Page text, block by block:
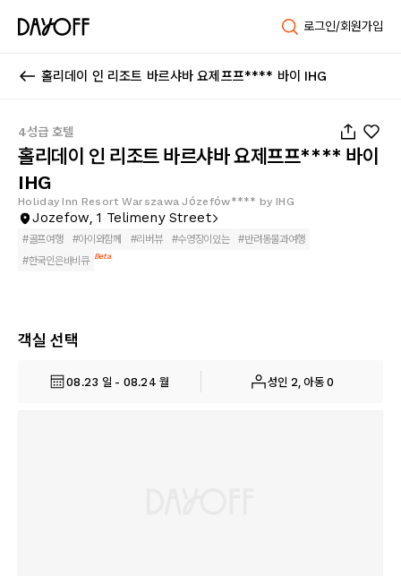
로그인/회원가입
홀리데이 인 리조트 바르샤바 요제프프**** 바이 IHG
4성급 호텔
홀리데이 인 리조트 바르샤바 요제프프**** 바이
IHG
Holiday Inn Resort Warszawa Józefów**** by IHG
Jozefow, 1 Telimeny Street
#골프여행 #아이와함께 #리버뷰 #수영장이있는 #반려동물과여행
#한국인은바비큐 Beta
객실 선택
08.23 일 - 08.24 월 성인 2, 아동 0